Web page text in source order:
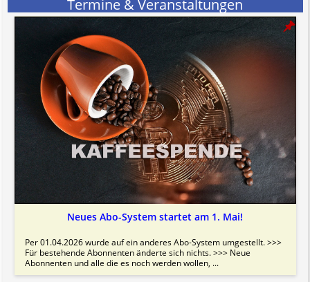
Termine & Veranstaltungen
Neues Abo-System startet am 1. Mai!
Per 01.04.2026 wurde auf ein anderes Abo-System umgestellt. >>>
Für bestehende Abonnenten änderte sich nichts. >>> Neue
Abonnenten und alle die es noch werden wollen, ...